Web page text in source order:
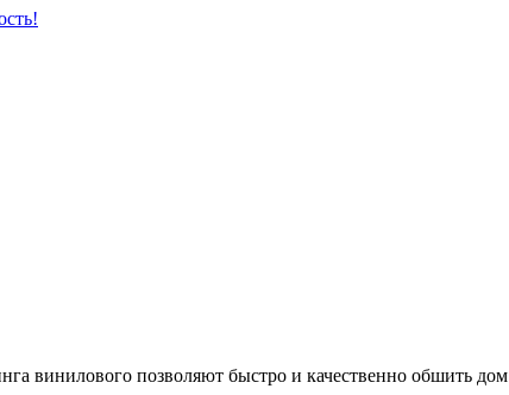
винилового позволяют быстро и качественно обшить дом